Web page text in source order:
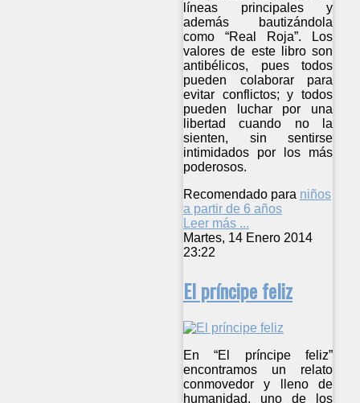
líneas principales y
además bautizándola
como “Real Roja”. Los
valores de este libro son
antibélicos, pues todos
pueden colaborar para
evitar conflictos; y todos
pueden luchar por una
libertad cuando no la
sienten, sin sentirse
intimidados por los más
poderosos.
Recomendado para niños
a partir de 6 años
Leer más ...
Martes, 14 Enero 2014
23:22
El príncipe feliz
En “El príncipe feliz”
encontramos un relato
conmovedor y lleno de
humanidad, uno de los